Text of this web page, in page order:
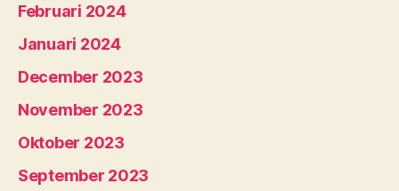
Februari 2024
Januari 2024
December 2023
November 2023
Oktober 2023
September 2023